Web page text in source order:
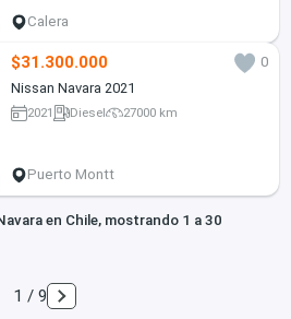
Calera
$31.300.000
0
Nissan Navara 2021
2021 Diesel 27000 km
Puerto Montt
en Chile, mostrando 1 a 30
1 / 9